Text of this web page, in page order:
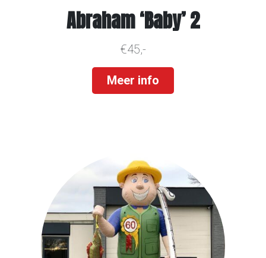
Abraham ‘Baby’ 2
€45,-
Meer info